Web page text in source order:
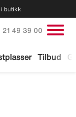
i butikk
Tilbud
Ring oss på
21 49 39 00